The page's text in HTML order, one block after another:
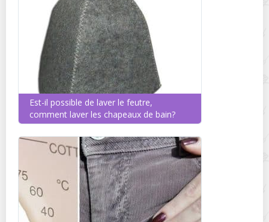
Est-il possible de laver le feutre,
comment laver les chapeaux de bain?